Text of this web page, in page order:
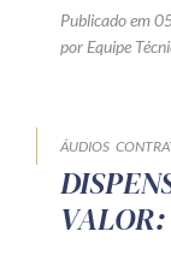
Publicado em
por Equipe
ÁUDIOS